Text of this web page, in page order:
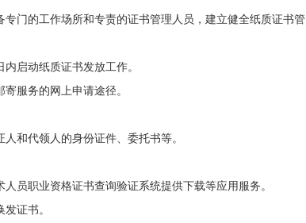
门的工作场所和专责的证书管理人员，建立健全纸质证书管
内启动纸质证书发放工作。
服务的网上申请途径。
和代领人的身份证件、委托书等。
员职业资格证书查询验证系统提供下载等应用服务。
证书。